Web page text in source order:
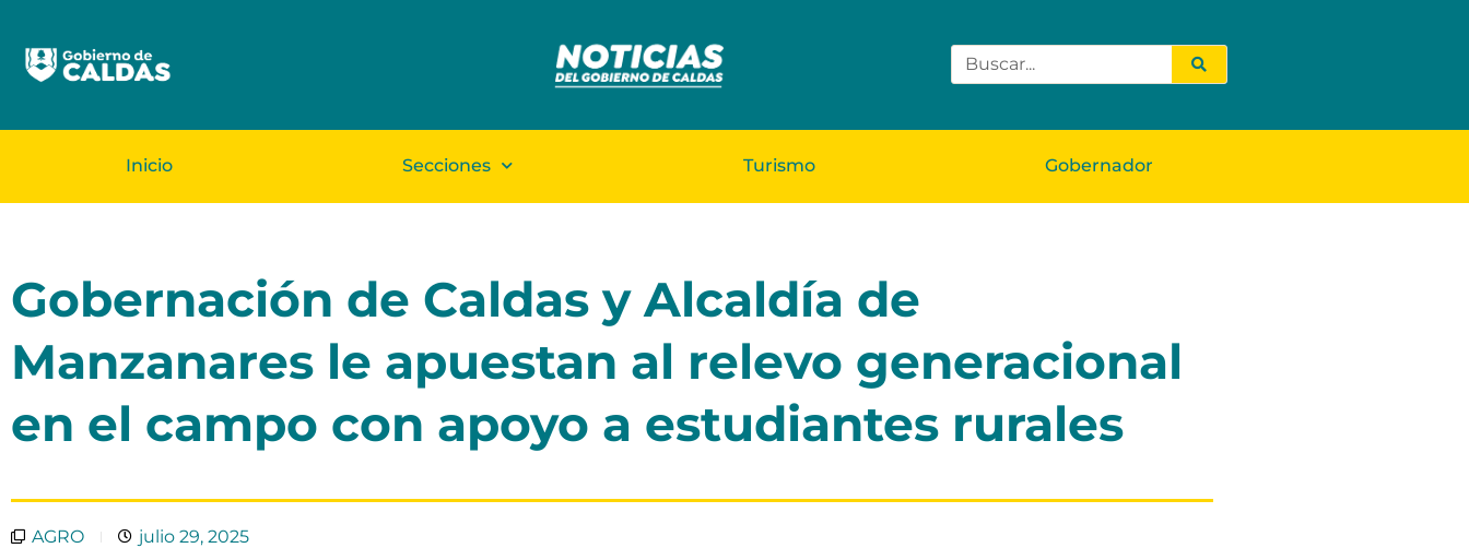
Inicio Secciones Turismo Gobernador
Gobernación de Caldas y Alcaldía de
Manzanares le apuestan al relevo generacional
en el campo con apoyo a estudiantes rurales
AGRO
julio 29, 2025